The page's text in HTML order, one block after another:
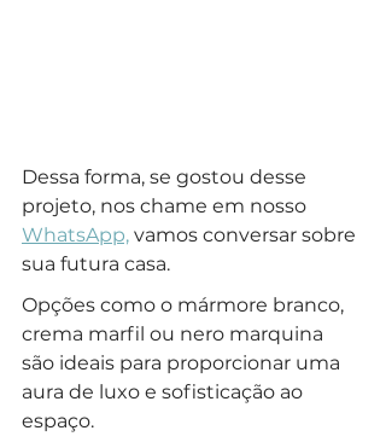
Dessa forma, se gostou desse
projeto, nos chame em nosso
WhatsApp, vamos conversar sobre
sua futura casa.
Opções como o mármore branco,
crema marfil ou nero marquina
são ideais para proporcionar uma
aura de luxo e sofisticação ao
espaço.